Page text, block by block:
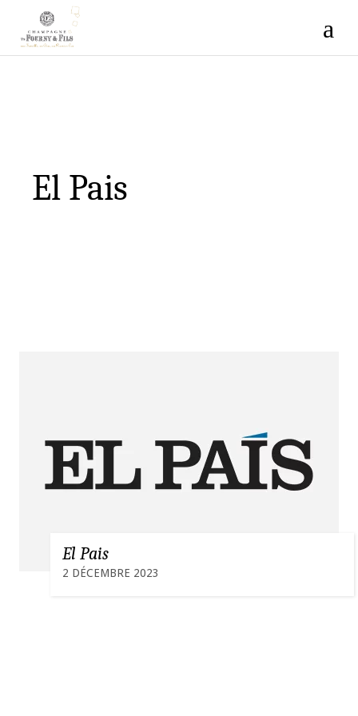
El Pais
El Pais
2 DÉCEMBRE 2023